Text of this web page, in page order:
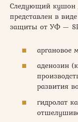
Следующий кушон
представлен в
защиты от УФ —
аргановое
аденозин
развития
гидролат